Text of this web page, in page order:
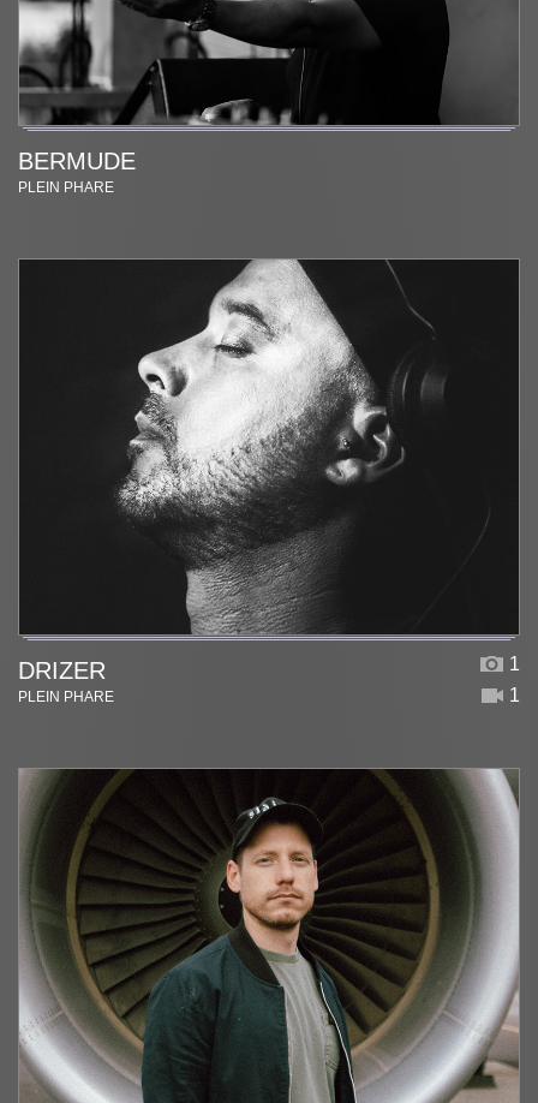
BERMUDE
PLEIN PHARE
DRIZER
PLEIN PHARE
1
1